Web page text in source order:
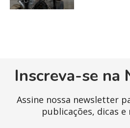
Inscreva-se na
Assine nossa newsletter
publicações, dicas